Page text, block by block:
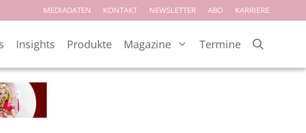
MEDIADATEN KONTAKT NEWSLETTER ABO KARRIERE
Insights Produkte Magazine Termine